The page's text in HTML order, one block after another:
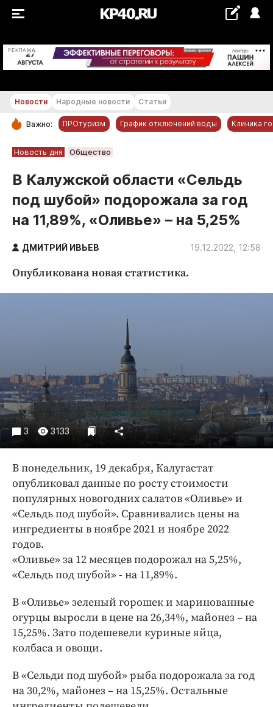
РЕКЛАМА +19...+20 °С
РУБРИКИ
Новости компаний
Статьи
Народные новости
Авто и транспорт
Недвижимость и ЖКХ
Погода
Праздники
Происшествия
Спорт
Экономика и бизнес
ПРОЕКТЫ
Блоги
Издания
Медиаперсона
Интересное чтиво
Клиника года
Работодатель года
Новости Народные новости Статьи
Важно: ПРОтуризм График отключений воды Клиника
Новость дня Общество
В Калужской области «Сельдь
под шубой» подорожала за год
на 11,89%, «Оливье» – на 5,25%
ДМИТРИЙ ИВЬЕВ 19.12.2022, 12:58
Опубликована новая статистика.
3 3133
В понедельник, 19 декабря, Калугастат
опубликовал данные по росту стоимости
популярных новогодних салатов «Оливье» и
«Сельдь под шубой». Сравнивались цены на
ингредиенты в ноябре 2021 и ноябре 2022
годов.
«Оливье» за 12 месяцев подорожал на 5,25%,
«Сельдь под шубой» - на 11,89%.
В «Оливье» зеленый горошек и маринованные
огурцы выросли в цене на 26,34%, майонез – на
15,25%. Зато подешевели куриные яйца,
колбаса и овощи.
В «Сельди под шубой» рыба подорожала за год
на 30,2%, майонез – на 15,25%. Остальные